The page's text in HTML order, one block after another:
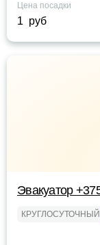
Цена посадки
1 руб
Эвакуатор
КРУГЛОСУТОЧНЫЙ